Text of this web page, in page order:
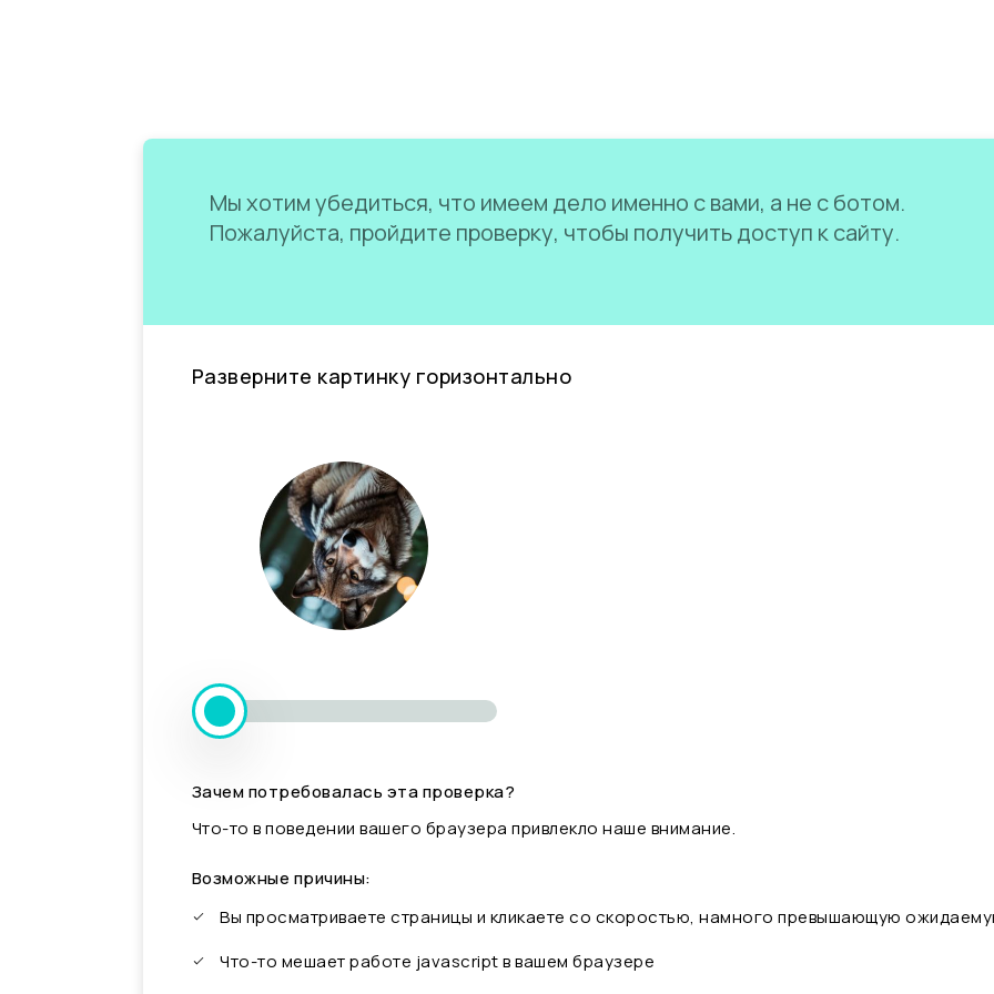
Мы хотим убедиться, что имеем дело именно с вами, а не с ботом.
Пожалуйста, пройдите проверку, чтобы получить доступ к сайту.
Разверните картинку горизонтально
Зачем потребовалась эта проверка?
Что-то в поведении вашего браузера привлекло наше внимание.
Возможные причины:
Вы просматриваете страницы и кликаете со скоростью, намного превышающую
Что-то мешает работе javascript в вашем браузере